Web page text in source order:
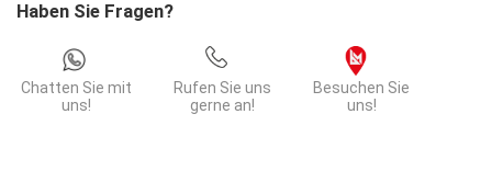
|
Gusseisengestell
45
Haben Sie Fragen?
Chatten Sie mit
uns!
Rufen Sie uns
gerne an!
Besuchen Sie
uns!